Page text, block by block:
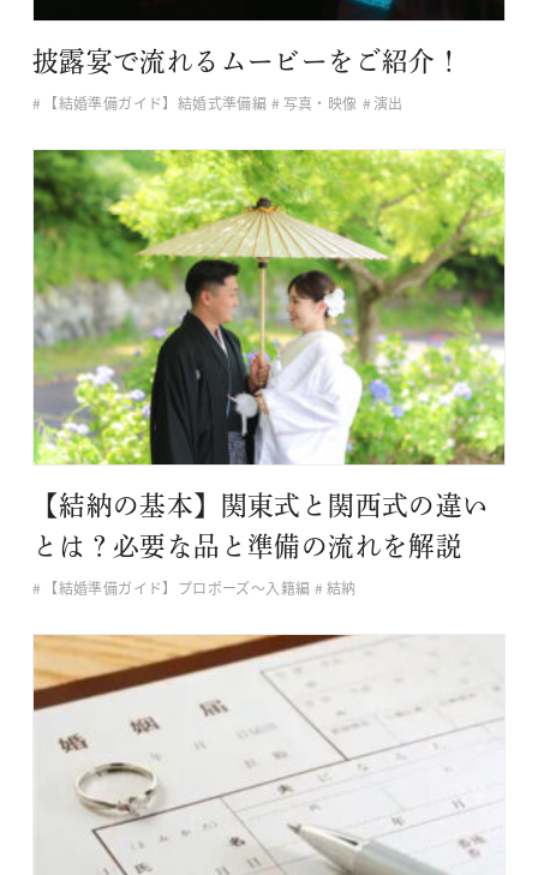
披露宴で流れるムービーをご紹介！
【結婚準備ガイド】結婚式準備編 写真・映像 演出
【結納の基本】関東式と関西式の違い
とは？必要な品と準備の流れを解説
【結婚準備ガイド】プロポーズ〜入籍編 結納